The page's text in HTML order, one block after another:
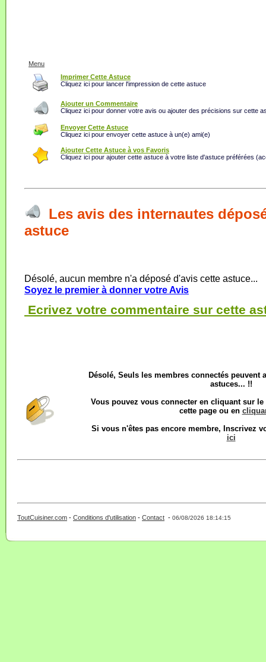
Menu
Imprimer Cette Astuce
Cliquez ici pour lancer l'impression de cette astuce
Ajouter un Commentaire
Cliquez ici pour donner votre avis ou ajouter des précisions sur cette
Envoyer Cette Astuce
Cliquez ici pour envoyer cette astuce à un(e) ami(e)
Ajouter Cette Astuce à vos Favoris
Cliquez ici pour ajouter cette astuce à votre liste d'astuce préférées
Les avis des internautes
astuce
Désolé, aucun membre n'a déposé d'avis cette astuce...
Soyez le premier à donner votre Avis
Ecrivez votre commentaire sur cette
Désolé, Seuls les membres connectés peuvent
astuces... !!
Vous pouvez vous connecter en cliquant sur
cette page ou en
Si vous n'êtes pas encore membre, Inscrivez
ici
ToutCuisiner.com - Conditions d'utilisation - Contact - 06/08/2026 18:14:15